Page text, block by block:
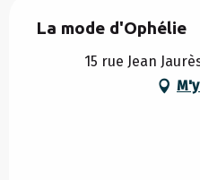
La mode d'Ophélie
15 rue Jean